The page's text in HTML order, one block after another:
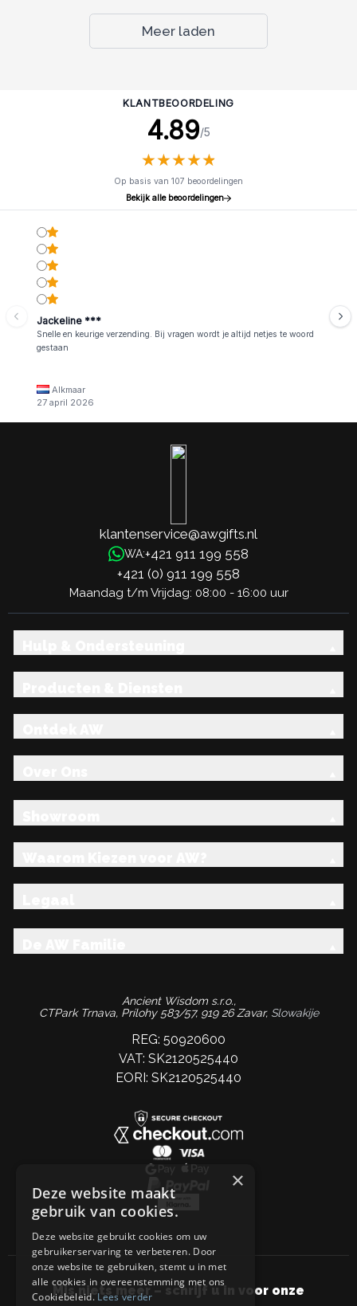
Meer laden
KLANTBEOORDELING
4.89/5
★★★★★
★★★★★
Op basis van 107 beoordelingen
Bekijk alle beoordelingen
Jackeline ***
Snelle en keurige verzending. Bij vragen wordt je altijd netjes te woord
gestaan
Alkmaar
27 april 2026
klantenservice@awgifts.nl
WA:+421 911 199 558
+421 (0) 911 199 558
Maandag t/m Vrijdag: 08:00 - 16:00 uur
Ancient Wisdom s.r.o.,
CTPark Trnava, Prílohy 583/57, 919 26 Zavar, Slowakije
REG: 50920600
VAT: SK2120525440
EORI: SK2120525440
Mis niets meer – schrijf u in voor onze
×
Deze website maakt
gebruik van cookies.
Deze website gebruikt cookies om uw
gebruikerservaring te verbeteren. Door
onze website te gebruiken, stemt u in met
alle cookies in overeenstemming met ons
Cookiebeleid.Lees verder